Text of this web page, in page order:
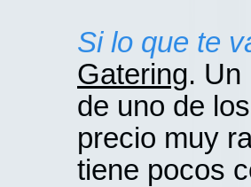
Si lo que te
Gatering. Un
de uno de
precio muy
tiene pocos